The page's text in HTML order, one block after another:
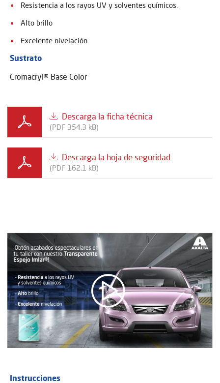
Resistencia a los rayos UV y solventes químicos.
Alto brillo
Excelente nivelación
Sustrato
Cromacryl® Base Color
Descarga la ficha técnica
(PDF 354.3 kB)
Descarga la hoja de seguridad
(PDF 162.1 kB)
Instrucciones